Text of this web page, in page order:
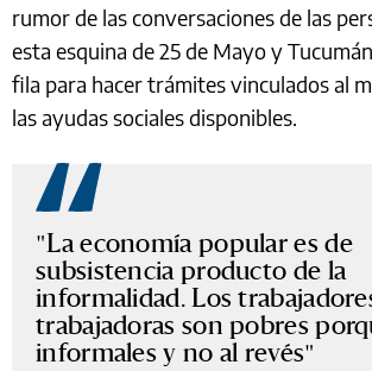
rumor de las conversaciones de las
esta esquina de 25 de Mayo y
fila para hacer trámites vinculados al
las ayudas sociales disponibles.
"La economía popular es de
subsistencia producto de la
informalidad. Los
trabajadoras son pobres
informales y no al revés